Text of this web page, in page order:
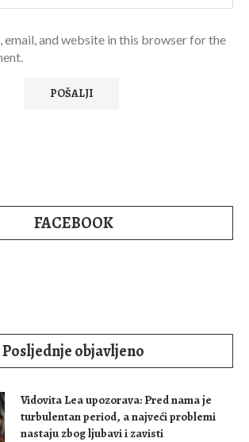
email, and website in this browser for the
FACEBOOK
Posljednje objavljeno
Vidovita Lea upozorava: Pred nama je
turbulentan period, a najveći problemi
nastaju zbog ljubavi i zavisti